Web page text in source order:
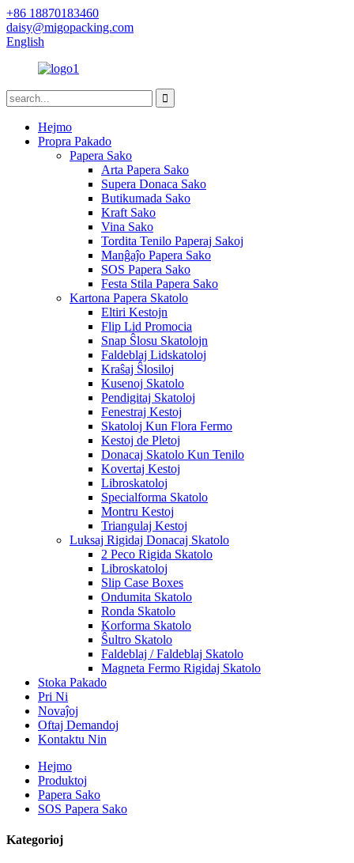
+86 18870183460
daisy@migopacking.com
English
Hejmo
Propra Pakado
Papera Sako
Arta Papera Sako
Supera Donaca Sako
Butikumada Sako
Kraft Sako
Vina Sako
Tordita Tenilo Paperaj Sakoj
Manĝaĵo Papera Sako
SOS Papera Sako
Festa Stila Papera Sako
Kartona Papera Skatolo
Eltiri Kestojn
Flip Lid Promocia
Snap Ŝlosu Skatolojn
Faldeblaj Lidskatoloj
Kraŝaj Ŝlosiloj
Kusenoj Skatolo
Pendigitaj Skatoloj
Fenestraj Kestoj
Skatoloj Kun Flora Fermo
Kestoj de Pletoj
Donacaj Skatolo Kun Tenilo
Kovertaj Kestoj
Libroskatoloj
Specialforma Skatolo
Montru Kestoj
Triangulaj Kestoj
Luksaj Rigidaj Donacaj Skatolo
2 Peco Rigida Skatolo
Libroskatoloj
Slip Case Boxes
Ondumita Skatolo
Ronda Skatolo
Korforma Skatolo
Ŝultro Skatolo
Faldeblaj / Faldeblaj Skatolo
Magneta Fermo Rigidaj Skatolo
Stoka Pakado
Pri Ni
Novaĵoj
Oftaj Demandoj
Kontaktu Nin
Hejmo
Produktoj
Papera Sako
SOS Papera Sako
Kategorioj